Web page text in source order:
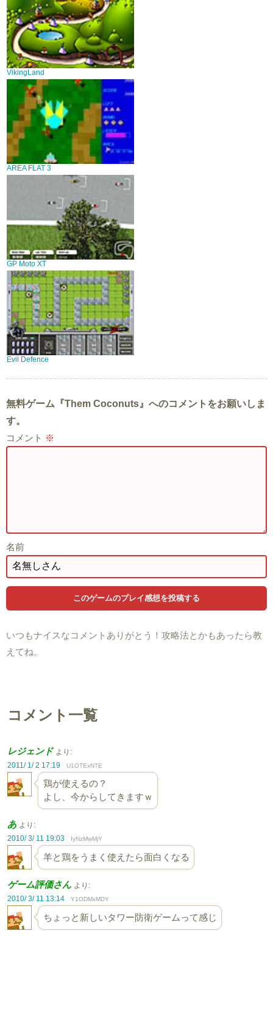
VikingLand
AREA FLAT 3
GP Moto XT
Evil Defence
無料ゲーム『Them Coconuts』へのコメントをお願いしま
す。
コメント ※
名前
いつもナイスなコメントありがとう！攻略法とかもあったら教
えてね。
コメント一覧
レジェンド より:
2011/ 1/ 2 17:19
U1OTExNTE
鶏が使えるの？
よし、今からしてきますｗ
あ より:
2010/ 3/ 11 19:03
IyNzMwMjY
羊と鶏をうまく使えたら面白くなる
ゲーム評価さん より:
2010/ 3/ 11 13:14
Y1ODMxMDY
ちょっと新しいタワー防衛ゲームって感じ